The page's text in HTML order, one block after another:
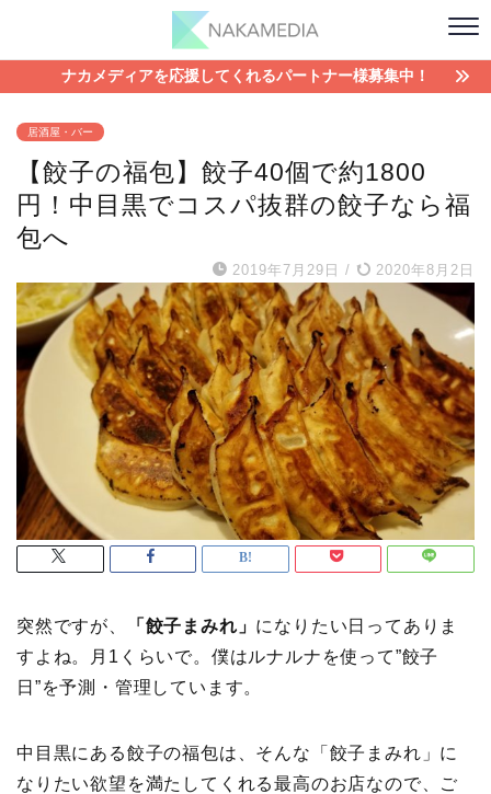
ナカメディアを応援してくれるパートナー様募集中！
居酒屋・バー
【餃子の福包】餃子40個で約1800
円！中目黒でコスパ抜群の餃子なら福
包へ
2019年7月29日 / 2020年8月2日
突然ですが、 「餃子まみれ」 になりたい日ってありま
すよね。月1くらいで。僕はルナルナを使って”餃子
日”を予測・管理しています。
中目黒にある餃子の福包は、そんな「餃子まみれ」に
なりたい欲望を満たしてくれる最高のお店なので、ご